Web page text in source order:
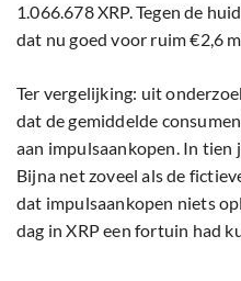
1.066.678 XRP. Tegen de
dat nu goed voor ruim €2,6
Ter vergelijking: uit
dat de gemiddelde
aan impulsaankopen. In
Bijna net zoveel als de
dat impulsaankopen niets
dag in XRP een fortuin had